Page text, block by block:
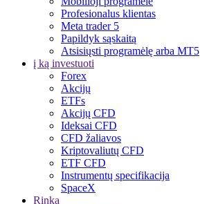
Profesionalus klientas
Meta trader 5
Papildyk sąskaitą
Atsisiųsti programėlę arba MT5
į ką investuoti
Forex
Akcijų
ETFs
Akcijų CFD
Ideksai CFD
CFD žaliavos
Kriptovaliutų CFD
ETF CFD
Instrumentų specifikacija
SpaceX
Rinka